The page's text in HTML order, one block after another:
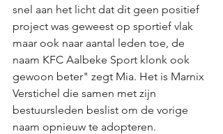
snel aan het licht dat dit geen positief
project was geweest op sportief vlak
maar ook naar aantal leden toe, de
naam KFC Aalbeke Sport klonk ook
gewoon beter" zegt Mia. Het is Marnix
Verstichel die samen met zijn
bestuursleden beslist om de vorige
naam opnieuw te adopteren.